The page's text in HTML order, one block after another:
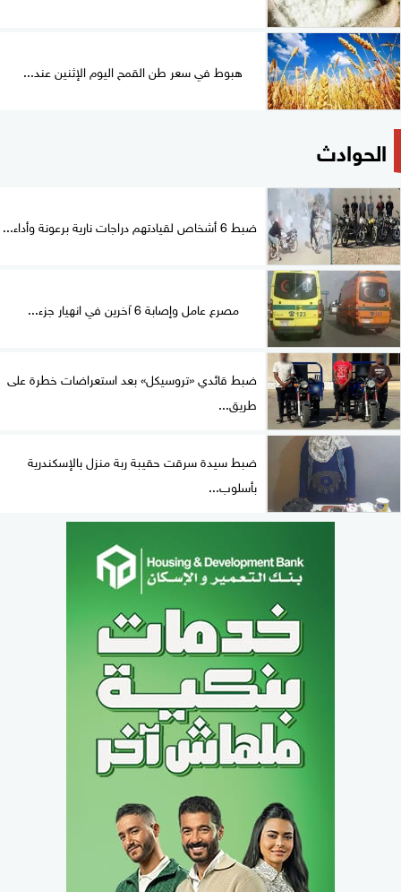
هبوط في سعر طن القمح اليوم الإثنين عند...
الحوادث
ضبط 6 أشخاص لقيادتهم دراجات نارية برعونة وأداء...
مصرع عامل وإصابة 6 آخرين في انهيار جزء...
ضبط قائدي «تروسيكل» بعد استعراضات خطرة على
طريق...
ضبط سيدة سرقت حقيبة ربة منزل بالإسكندرية
بأسلوب...